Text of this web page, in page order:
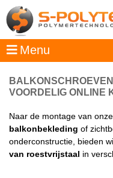
VOORDELIG ONLINE
Naar de montage van onze
balkonbekleding of
onderconstructie, bieden
van roestvrijstaal in